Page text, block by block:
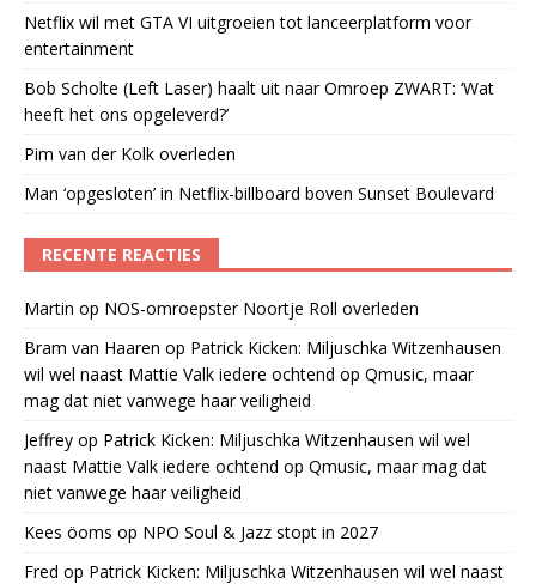
Netflix wil met GTA VI uitgroeien tot lanceerplatform voor
entertainment
Bob Scholte (Left Laser) haalt uit naar Omroep ZWART: ‘Wat
heeft het ons opgeleverd?’
Pim van der Kolk overleden
Man ‘opgesloten’ in Netflix-billboard boven Sunset Boulevard
RECENTE REACTIES
Martin op NOS-omroepster Noortje Roll overleden
Bram van Haaren op Patrick Kicken: Miljuschka Witzenhausen
wil wel naast Mattie Valk iedere ochtend op Qmusic, maar
mag dat niet vanwege haar veiligheid
Jeffrey op Patrick Kicken: Miljuschka Witzenhausen wil wel
naast Mattie Valk iedere ochtend op Qmusic, maar mag dat
niet vanwege haar veiligheid
Kees öoms op NPO Soul & Jazz stopt in 2027
Fred op Patrick Kicken: Miljuschka Witzenhausen wil wel naast